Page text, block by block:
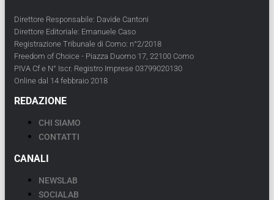
Direttore Responsabile: Davide Cantoni
Direttore Editoriale: Emanuele Caso
Registrazione Tribunale di Como: n°2/2018
Freedom of Choice - Piazza Duomo 17, 22100 Como
PIVA Cf e N° Iscr. Registro Imprese 03799020130
Online dal 14 febbraio 2018
REDAZIONE
CHI SIAMO
CONTATTI
CANALI
NEWSLAB
SOCIALAB